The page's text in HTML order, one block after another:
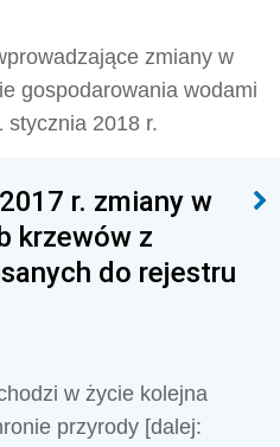
zmiany w
gospodarowania wodami
stycznia 2018 r.
r. zmiany w
krzewów z
do rejestru
w życie kolejna
przyrody [dalej: